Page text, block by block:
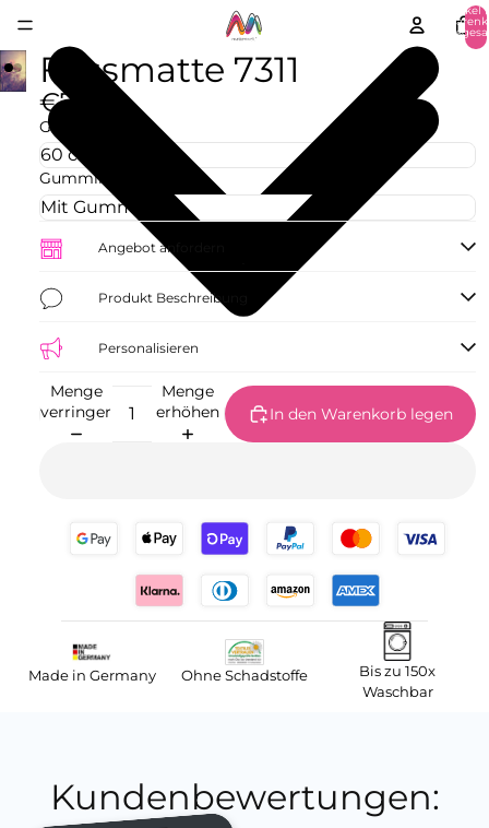
Artikel
Fussmatte 7311
€77,09
Größe
Gummirand
Angebot anfordern
Produkt Beschreibung
Personalisieren
Menge
verringern
Menge
erhöhen
In den Warenkorb legen
Made in Germany Ohne Schadstoffe
Bis zu 150x
Waschbar
Kundenbewertungen: